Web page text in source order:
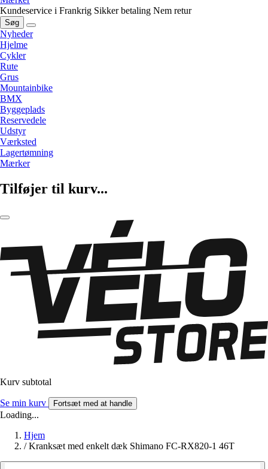
Kundeservice i Frankrig Sikker betaling Nem retur
Søg
Nyheder
Hjelme
Cykler
Rute
Grus
Mountainbike
BMX
Byggeplads
Reservedele
Udstyr
Værksted
Lagertømning
Mærker
Tilføjer til kurv...
Kurv subtotal
Se min kurv Fortsæt med at handle
Loading...
Hjem
/ Kranksæt med enkelt dæk Shimano FC-RX820-1 46T